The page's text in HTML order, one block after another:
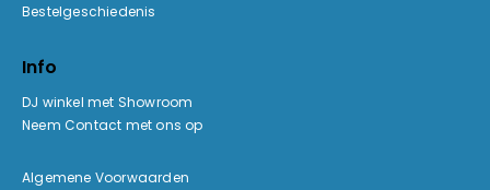
Bestelgeschiedenis
Info
DJ winkel met Showroom
Neem Contact met ons op
Algemene Voorwaarden